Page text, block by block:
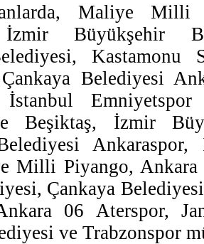
Maliye
Büyükşehir
Kastamonu
Belediyesi
İstanbul
Beşiktaş, İzmir
Ankaraspor,
Milli Piyango, Ankara
Çankaya
06 Aterspor,
ve Trabzonspor